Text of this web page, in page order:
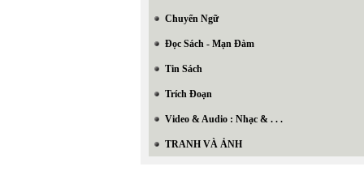
Chuyển Ngữ
Đọc Sách - Mạn Đàm
Tin Sách
Trích Đoạn
Video & Audio : Nhạc & . . .
TRANH VÀ ẢNH